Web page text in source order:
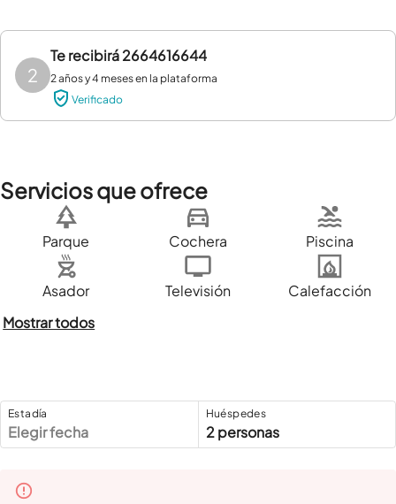
2
Te recibirá2664616644
2 años y 4 meses en la plataforma
Verificado
Servicios que ofrece
Parque Cochera Piscina
Asador Televisión
Calefacción
Mostrar todos
Estadía
Elegir fecha
Huéspedes
2 personas